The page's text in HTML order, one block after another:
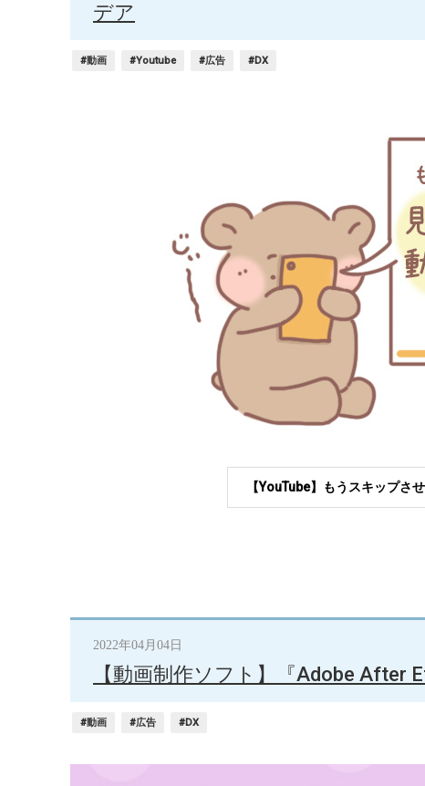
デア
#動画 #Youtube #広告 #DX
【YouTube】もうスキップさ
2022年04月04日
【動画制作ソフト】『Adobe After
#動画 #広告 #DX